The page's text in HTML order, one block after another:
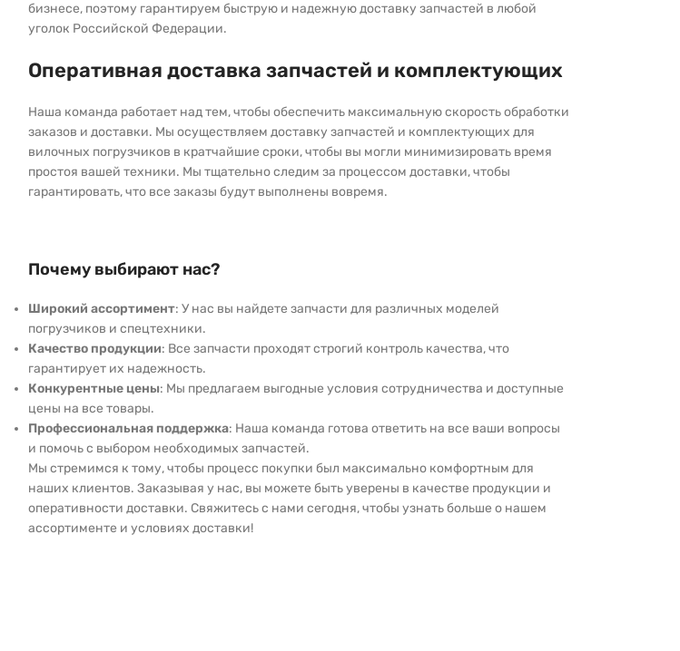
бизнесе, поэтому гарантируем быструю и надежную доставку запчастей в любой
уголок Российской Федерации.
Оперативная доставка запчастей и комплектующих
Наша команда работает над тем, чтобы обеспечить максимальную скорость обработки
заказов и доставки. Мы осуществляем доставку запчастей и комплектующих для
вилочных погрузчиков в кратчайшие сроки, чтобы вы могли минимизировать время
простоя вашей техники. Мы тщательно следим за процессом доставки, чтобы
гарантировать, что все заказы будут выполнены вовремя.
Почему выбирают нас?
Широкий ассортимент: У нас вы найдете запчасти для различных моделей
погрузчиков и спецтехники.
Качество продукции: Все запчасти проходят строгий контроль качества, что
гарантирует их надежность.
Конкурентные цены: Мы предлагаем выгодные условия сотрудничества и доступные
цены на все товары.
Профессиональная поддержка: Наша команда готова ответить на все ваши вопросы
и помочь с выбором необходимых запчастей.
Мы стремимся к тому, чтобы процесс покупки был максимально комфортным для
наших клиентов. Заказывая у нас, вы можете быть уверены в качестве продукции и
оперативности доставки. Свяжитесь с нами сегодня, чтобы узнать больше о нашем
ассортименте и условиях доставки!